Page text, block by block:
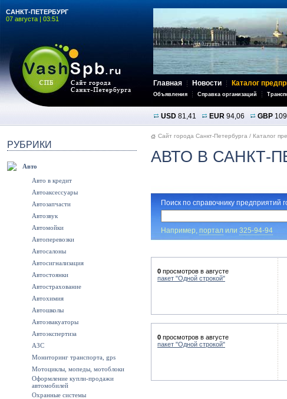
САНКТ-ПЕТЕРБУРГ
07 августа | 03:51
Главная Новости Каталог
Объявления Справка организаций
USD 81,41 EUR 94,06 GBP
РУБРИКИ
Авто
Авто в кредит
Автоаксессуары
Автозапчасти
Автозвук
Автомойки
Автоперевозки
Автосалоны
Автосигнализация
Автостоянки
Автострахование
Автохимия
Автошколы
Автоэвакуаторы
Автоэкспертиза
АЗС
Мониторинг транспорта, gps
Мотоциклы, мопеды, мотоблоки
Оформление купли-продажи
автомобилей
Охранные системы
Сайт города Санкт-Петербурга / Каталог
АВТО В САНКТ-
Поиск по справочнику предприятий
Например, портал или 325-94-94
0 просмотров в августе
пакет "Одной строкой"
0 просмотров в августе
пакет "Одной строкой"